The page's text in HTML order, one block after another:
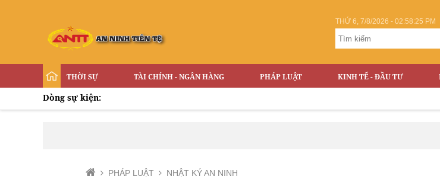
THỨ 6, 7/8/2026 - 02:58:26 PM
THỜI SỰ TÀI CHÍNH - NGÂN HÀNG PHÁP LUẬT KINH TẾ - ĐẦU TƯ
Dòng sự kiện:
PHÁP LUẬT NHẬT KÝ AN NINH